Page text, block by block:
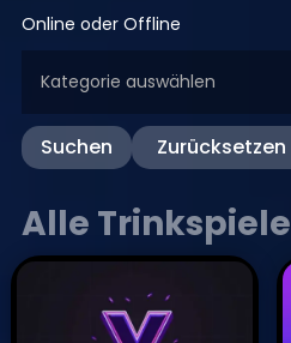
Online oder Offline
Suchen Zurücksetzen
Alle Trinkspiele